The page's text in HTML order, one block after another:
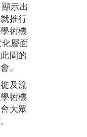
示出
推行
術機
層面
間的
。
及流
術機
大眾